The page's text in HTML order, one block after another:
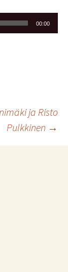
00:00
ja Risto
Pulkkinen →